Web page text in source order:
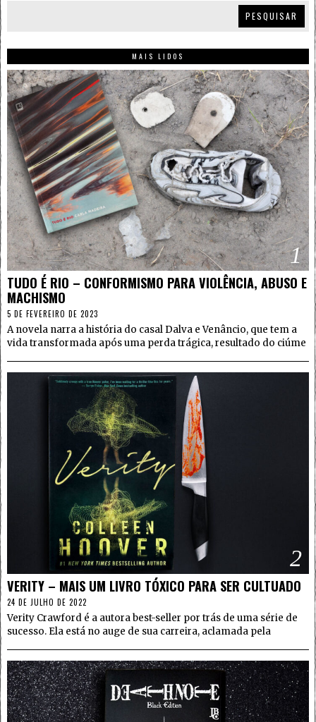
PESQUISAR
MAIS LIDOS
1
TUDO É RIO – CONFORMISMO PARA VIOLÊNCIA, ABUSO E
MACHISMO
5 DE FEVEREIRO DE 2023
A novela narra a história do casal Dalva e Venâncio, que tem a
vida transformada após uma perda trágica, resultado do ciúme
2
VERITY – MAIS UM LIVRO TÓXICO PARA SER CULTUADO
24 DE JULHO DE 2022
Verity Crawford é a autora best-seller por trás de uma série de
sucesso. Ela está no auge de sua carreira, aclamada pela